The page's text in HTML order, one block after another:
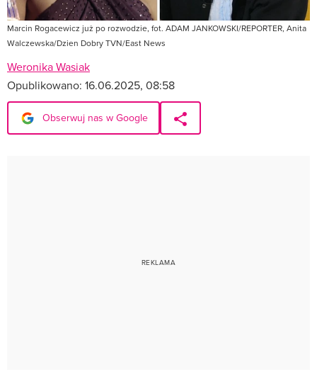
Marcin Rogacewicz już po rozwodzie, fot. ADAM JANKOWSKI/REPORTER, Anita
Walczewska/Dzien Dobry TVN/East News
Weronika Wasiak
Opublikowano: 16.06.2025, 08:58
Obserwuj nas w Google